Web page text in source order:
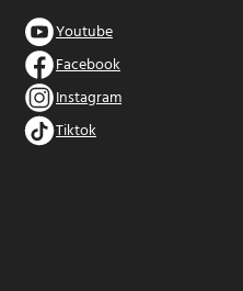
Youtube
Facebook
Instagram
Tiktok